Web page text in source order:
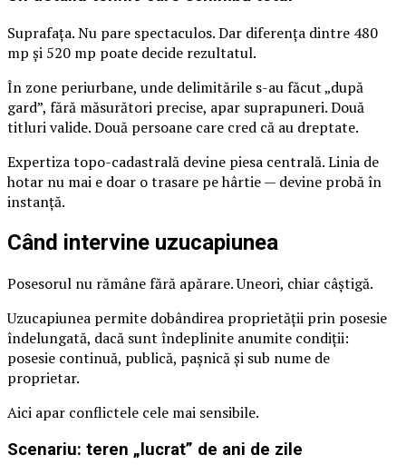
Suprafața. Nu pare spectaculos. Dar diferența dintre 480
mp și 520 mp poate decide rezultatul.
În zone periurbane, unde delimitările s-au făcut „după
gard”, fără măsurători precise, apar suprapuneri. Două
titluri valide. Două persoane care cred că au dreptate.
Expertiza topo-cadastrală devine piesa centrală. Linia de
hotar nu mai e doar o trasare pe hârtie — devine probă în
instanță.
Când intervine uzucapiunea
Posesorul nu rămâne fără apărare. Uneori, chiar câștigă.
Uzucapiunea permite dobândirea proprietății prin posesie
îndelungată, dacă sunt îndeplinite anumite condiții:
posesie continuă, publică, pașnică și sub nume de
proprietar.
Aici apar conflictele cele mai sensibile.
Scenariu: teren „lucrat” de ani de zile